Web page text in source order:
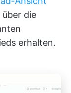
die
erhalten.